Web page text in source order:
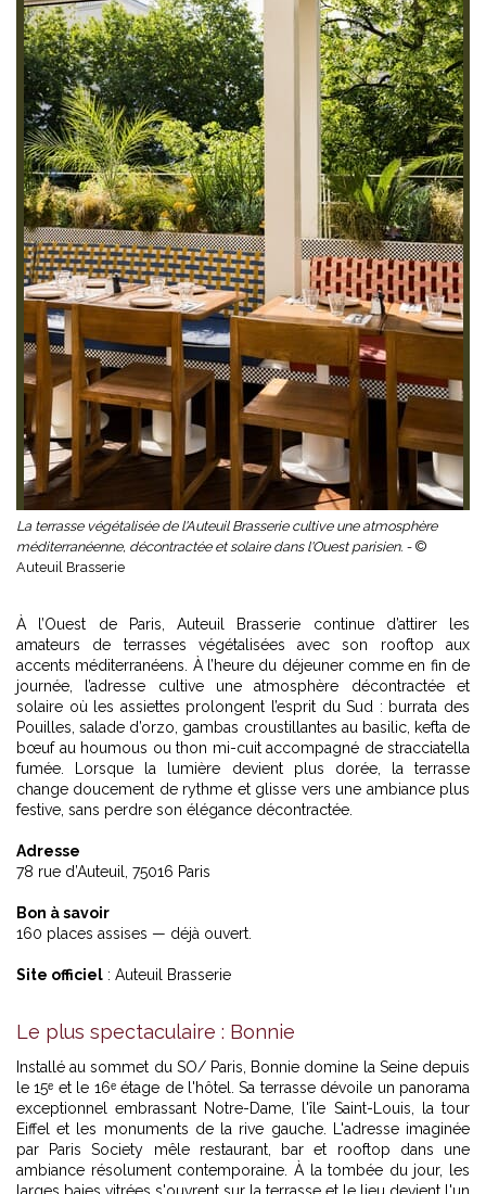
La terrasse végétalisée de l'Auteuil Brasserie cultive une atmosphère
méditerranéenne, décontractée et solaire dans l'Ouest parisien. - ©
Auteuil Brasserie
À l’Ouest de Paris, Auteuil Brasserie continue d’attirer les
amateurs de terrasses végétalisées avec son rooftop aux
accents méditerranéens. À l’heure du déjeuner comme en fin de
journée, l’adresse cultive une atmosphère décontractée et
solaire où les assiettes prolongent l’esprit du Sud : burrata des
Pouilles, salade d’orzo, gambas croustillantes au basilic, kefta de
bœuf au houmous ou thon mi-cuit accompagné de stracciatella
fumée. Lorsque la lumière devient plus dorée, la terrasse
change doucement de rythme et glisse vers une ambiance plus
festive, sans perdre son élégance décontractée.
Adresse
78 rue d’Auteuil, 75016 Paris
Bon à savoir
160 places assises — déjà ouvert.
Site officiel : Auteuil Brasserie
Le plus spectaculaire : Bonnie
Installé au sommet du SO/ Paris, Bonnie domine la Seine depuis
le 15ᵉ et le 16ᵉ étage de l'hôtel. Sa terrasse dévoile un panorama
exceptionnel embrassant Notre-Dame, l'île Saint-Louis, la tour
Eiffel et les monuments de la rive gauche. L'adresse imaginée
par Paris Society mêle restaurant, bar et rooftop dans une
ambiance résolument contemporaine. À la tombée du jour, les